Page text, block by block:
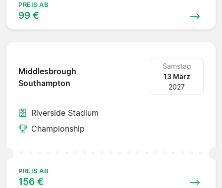
PREIS AB
99 €
Middlesbrough
Southampton
Samstag
13 März
2027
Riverside Stadium
Championship
PREIS AB
156 €